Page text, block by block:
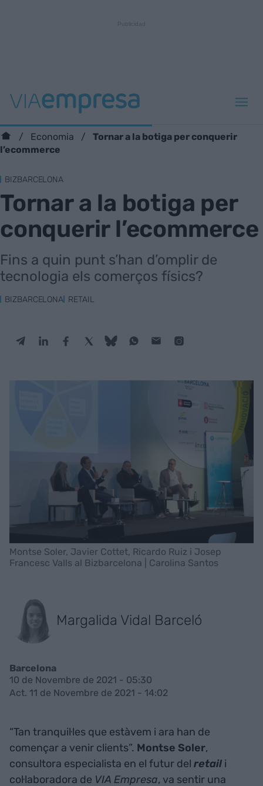
Economia
Tornar a la botiga per conquerir
l’ecommerce
BIZBARCELONA
Tornar a la botiga per
conquerir l’ecommerce
Fins a quin punt s’han d’omplir de
tecnologia els comerços físics?
BIZBARCELONA RETAIL
Montse Soler, Javier Cottet, Ricardo Ruiz i Josep
Francesc Valls al Bizbarcelona | Carolina Santos
Margalida Vidal Barceló
Barcelona
10 de Novembre de 2021 - 05:30
Act. 11 de Novembre de 2021 - 14:02
“Tan tranquil·les que estàvem i ara han de
començar a venir clients”. Montse Soler,
consultora especialista en el futur del retail i
col·laboradora de VIA Empresa, va sentir una